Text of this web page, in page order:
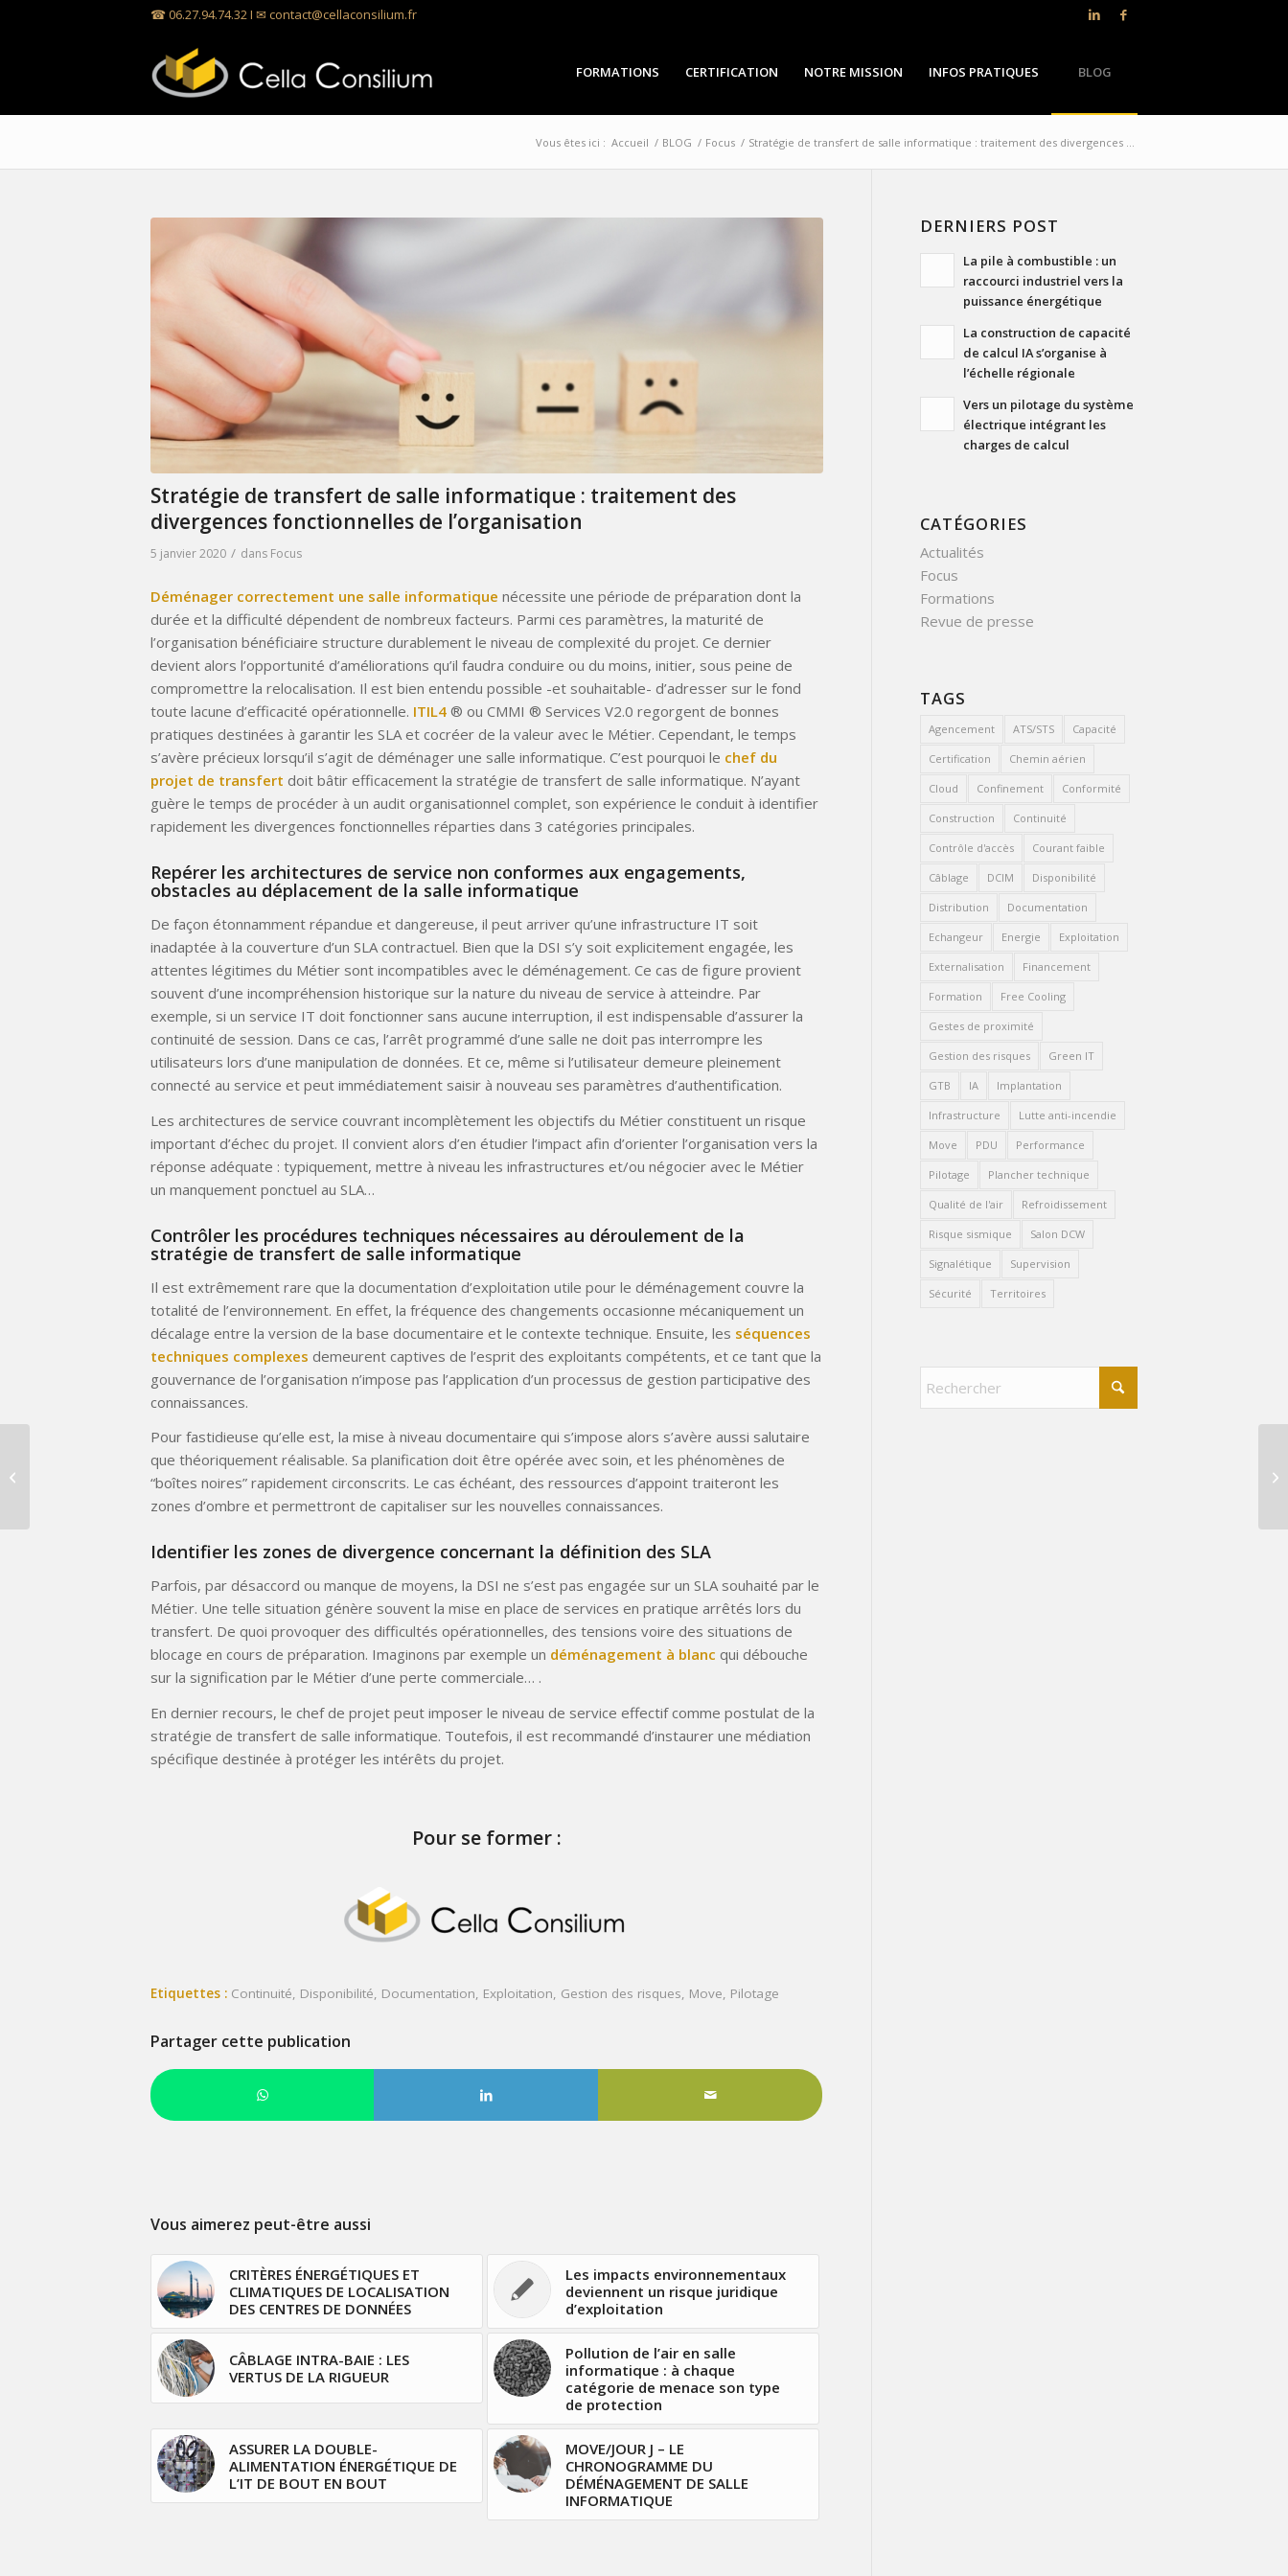
☎ 06.27.94.74.32 I ✉ contact@cellaconsilium.fr
FORMATIONS CERTIFICATION NOTRE MISSION INFOS PRATIQUES BLOG
Vous êtes ici : Accueil / BLOG / Focus / Stratégie de transfert de salle informatique : traitement des divergences ...
Stratégie de transfert de salle informatique : traitement des
divergences fonctionnelles de l’organisation
5 janvier 2020 / dans Focus
Déménager correctement une salle informatique nécessite une période de préparation dont la
durée et la difficulté dépendent de nombreux facteurs. Parmi ces paramètres, la maturité de
l’organisation bénéficiaire structure durablement le niveau de complexité du projet. Ce dernier
devient alors l’opportunité d’améliorations qu’il faudra conduire ou du moins, initier, sous peine de
compromettre la relocalisation. Il est bien entendu possible -et souhaitable- d’adresser sur le fond
toute lacune d’efficacité opérationnelle. ITIL4 ® ou CMMI ® Services V2.0 regorgent de bonnes
pratiques destinées à garantir les SLA et cocréer de la valeur avec le Métier. Cependant, le temps
s’avère précieux lorsqu’il s’agit de déménager une salle informatique. C’est pourquoi le chef du
projet de transfert doit bâtir efficacement la stratégie de transfert de salle informatique. N’ayant
guère le temps de procéder à un audit organisationnel complet, son expérience le conduit à identifier
rapidement les divergences fonctionnelles réparties dans 3 catégories principales.
Repérer les architectures de service non conformes aux engagements,
obstacles au déplacement de la salle informatique
De façon étonnamment répandue et dangereuse, il peut arriver qu’une infrastructure IT soit
inadaptée à la couverture d’un SLA contractuel. Bien que la DSI s’y soit explicitement engagée, les
attentes légitimes du Métier sont incompatibles avec le déménagement. Ce cas de figure provient
souvent d’une incompréhension historique sur la nature du niveau de service à atteindre. Par
exemple, si un service IT doit fonctionner sans aucune interruption, il est indispensable d’assurer la
continuité de session. Dans ce cas, l’arrêt programmé d’une salle ne doit pas interrompre les
utilisateurs lors d’une manipulation de données. Et ce, même si l’utilisateur demeure pleinement
connecté au service et peut immédiatement saisir à nouveau ses paramètres d’authentification.
Les architectures de service couvrant incomplètement les objectifs du Métier constituent un risque
important d’échec du projet. Il convient alors d’en étudier l’impact afin d’orienter l’organisation vers la
réponse adéquate : typiquement, mettre à niveau les infrastructures et/ou négocier avec le Métier
un manquement ponctuel au SLA…
Contrôler les procédures techniques nécessaires au déroulement de la
stratégie de transfert de salle informatique
Il est extrêmement rare que la documentation d’exploitation utile pour le déménagement couvre la
totalité de l’environnement. En effet, la fréquence des changements occasionne mécaniquement un
décalage entre la version de la base documentaire et le contexte technique. Ensuite, les séquences
techniques complexes demeurent captives de l’esprit des exploitants compétents, et ce tant que la
gouvernance de l’organisation n’impose pas l’application d’un processus de gestion participative des
connaissances.
Pour fastidieuse qu’elle est, la mise à niveau documentaire qui s’impose alors s’avère aussi salutaire
que théoriquement réalisable. Sa planification doit être opérée avec soin, et les phénomènes de
“boîtes noires” rapidement circonscrits. Le cas échéant, des ressources d’appoint traiteront les
zones d’ombre et permettront de capitaliser sur les nouvelles connaissances.
Identifier les zones de divergence concernant la définition des SLA
Parfois, par désaccord ou manque de moyens, la DSI ne s’est pas engagée sur un SLA souhaité par le
Métier. Une telle situation génère souvent la mise en place de services en pratique arrêtés lors du
transfert. De quoi provoquer des difficultés opérationnelles, des tensions voire des situations de
blocage en cours de préparation. Imaginons par exemple un déménagement à blanc qui débouche
sur la signification par le Métier d’une perte commerciale… .
En dernier recours, le chef de projet peut imposer le niveau de service effectif comme postulat de la
stratégie de transfert de salle informatique. Toutefois, il est recommandé d’instaurer une médiation
spécifique destinée à protéger les intérêts du projet.
Pour se former :
Etiquettes : Continuité, Disponibilité, Documentation, Exploitation, Gestion des risques, Move, Pilotage
Partager cette publication
Vous aimerez peut-être aussi
CRITÈRES ÉNERGÉTIQUES ET
CLIMATIQUES DE LOCALISATION
DES CENTRES DE DONNÉES
Les impacts environnementaux
deviennent un risque juridique
d’exploitation
CÂBLAGE INTRA-BAIE : LES
VERTUS DE LA RIGUEUR
Pollution de l’air en salle
informatique : à chaque
catégorie de menace son type
de protection
ASSURER LA DOUBLE-
ALIMENTATION ÉNERGÉTIQUE DE
L’IT DE BOUT EN BOUT
MOVE/JOUR J – LE
CHRONOGRAMME DU
DÉMÉNAGEMENT DE SALLE
INFORMATIQUE
DERNIERS POST
La pile à combustible : un
raccourci industriel vers la
puissance énergétique
La construction de capacité
de calcul IA s’organise à
l’échelle régionale
Vers un pilotage du système
électrique intégrant les
charges de calcul
CATÉGORIES
Actualités
Focus
Formations
Revue de presse
TAGS
Agencement ATS/STS Capacité
Certification Chemin aérien
Cloud Confinement Conformité
Construction Continuité
Contrôle d'accès Courant faible
Câblage DCIM Disponibilité
Distribution Documentation
Echangeur Energie Exploitation
Externalisation Financement
Formation Free Cooling
Gestes de proximité
Gestion des risques Green IT
GTB IA Implantation
Infrastructure Lutte anti-incendie
Move PDU Performance
Pilotage Plancher technique
Qualité de l'air Refroidissement
Risque sismique Salon DCW
Signalétique Supervision
Sécurité Territoires
PUE, un indicateur de